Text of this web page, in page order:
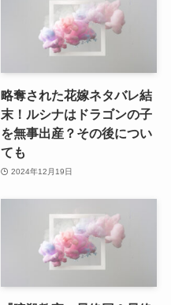
略奪された花嫁ネタバレ結
末！ルシナはドラゴンの子
を無事出産？その後につい
ても
2024年12月19日